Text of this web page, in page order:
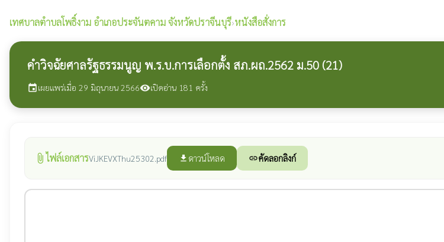
เทศบาลตำบลโพธิ์งาม อำเภอประจันตคาม จังหวัดปราจีนบุรี›หนังสือสั่งการ
คำวิจฉัยศาลรัฐธรรมนูญ พ.ร.บ.การเลือกตั้ง สภ.ผถ.2562 ม.50 (21)
eventเผยแพร่เมื่อ 29 มิถุนายน 2566visibilityเปิดอ่าน 181 ครั้ง
attach_file ไฟล์เอกสารViJKEVXThu25302.pdf file_download ดาวน์โหลด linkคัดลอกลิงก์